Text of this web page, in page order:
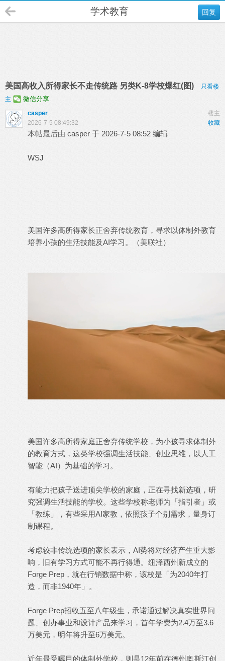
回复
学术教育
美国高收入所得家长不走传统路 另类K-8学校爆红(图)
只看楼
主
微信分享
楼主
casper
收藏
2026-7-5 08:49:32
本帖最后由 casper 于 2026-7-5 08:52 编辑
WSJ
美国许多高所得家长正舍弃传统教育，寻求以体制外教育
培养小孩的生活技能及AI学习。（美联社）
美国许多高所得家庭正舍弃传统学校，为小孩寻求体制外
的教育方式，这类学校强调生活技能、创业思维，以人工
智能（AI）为基础的学习。
有能力把孩子送进顶尖学校的家庭，正在寻找新选项，研
究强调生活技能的学校。这些学校称老师为「指引者」或
「教练」，有些采用AI家教，依照孩子个别需求，量身订
制课程。
考虑较非传统选项的家长表示，AI势将对经济产生重大影
响，旧有学习方式可能不再行得通。纽泽西州新成立的
Forge Prep，就在行销数据中称，该校是「为2040年打
造，而非1940年」。
Forge Prep招收五至八年级生，承诺通过解决真实世界问
题、创办事业和设计产品来学习，首年学费为2.4万至3.6
万美元，明年将升至6万美元。
近年最受瞩目的体制外学校，则是12年前在德州奥斯汀创